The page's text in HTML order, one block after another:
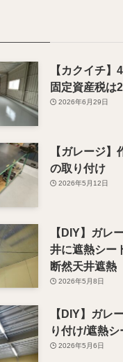
【カクイチ
固定資産税は
2026年6月29日
【ガレージ
の取り付け
2026年5月12日
【DIY】ガレ
井に遮熱シー
断然天井遮熱
2026年5月8日
【DIY】ガレ
り付け/遮熱シ
2026年5月6日